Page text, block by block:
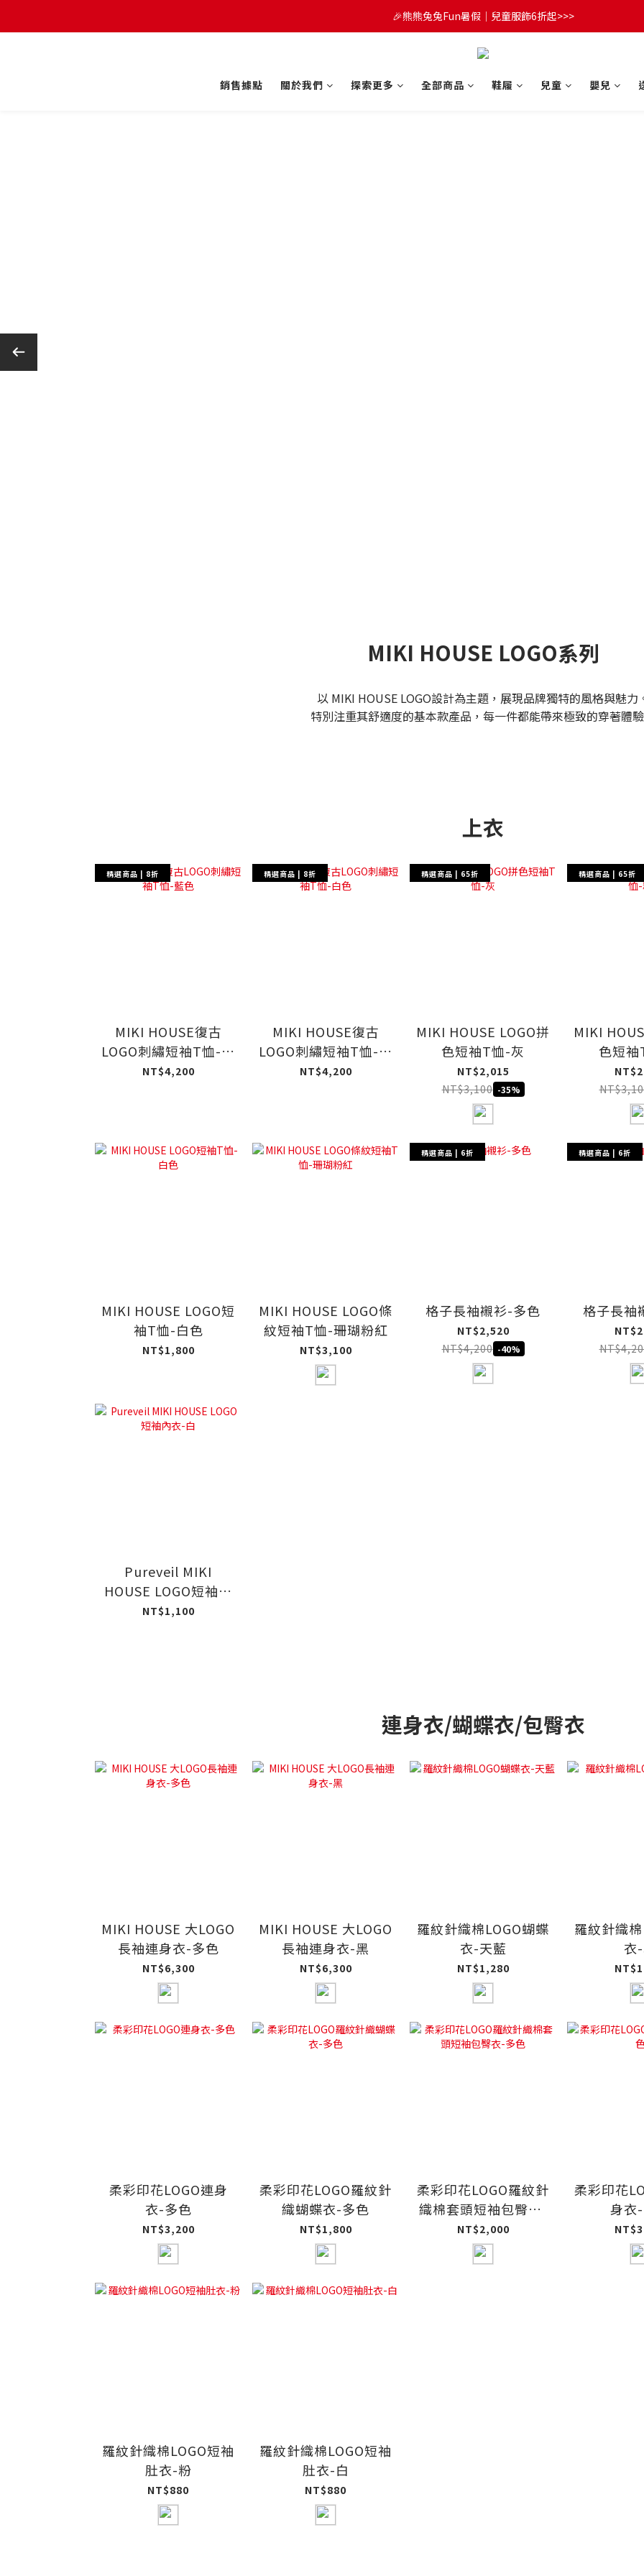
😍FUN暑假！童裝開心購【滿$3,000，送$300 (最高回饋$1,200)💌】
🎉熊熊兔兔Fun暑假｜兒童服飾6折起>>>
🔔首購享9折優惠➡️結帳輸入「MKH1ST」
😍FUN暑假！童裝開心購【滿$3,000，送$300 (最高回饋$1,200)💌】
銷售據點 關於我們 探索更多 全部商品 鞋履 兒童 嬰兒
MIKI HOUSE LOGO系列
以 MIKI HOUSE LOGO設計為主題，展現品牌獨特的風格與魅力
特別注重其舒適度的基本款產品，每一件都能帶來極致的穿著體
上衣
精選商品 | 8折
MIKI HOUSE復古
LOGO刺繡短袖T恤-藍
色
NT$4,200
精選商品 | 8折
MIKI HOUSE復古
LOGO刺繡短袖T恤-白
色
NT$4,200
精選商品 | 65折
MIKI HOUSE LOGO拼
色短袖T恤-灰
NT$2,015
NT$3,100 -35%
精選商品 | 65折
MIKI
色短
MIKI HOUSE LOGO短
袖T恤-白色
NT$1,800
MIKI HOUSE LOGO條
紋短袖T恤-珊瑚粉紅
NT$3,100
精選商品 | 6折
格子長袖襯衫-多色
NT$2,520
NT$4,200 -40%
精選商品 | 6折
格子長袖
Pureveil MIKI
HOUSE LOGO短袖內
衣-白
NT$1,100
連身衣/蝴蝶衣/包臀衣
MIKI HOUSE 大LOGO
長袖連身衣-多色
NT$6,300
MIKI HOUSE 大LOGO
長袖連身衣-黑
NT$6,300
羅紋針織棉LOGO蝴蝶
衣-天藍
NT$1,280
羅紋針織
衣
柔彩印花LOGO連身
衣-多色
NT$3,200
柔彩印花LOGO羅紋針
織蝴蝶衣-多色
NT$1,800
柔彩印花LOGO羅紋針
織棉套頭短袖包臀衣-
多色
NT$2,000
柔彩印花
身衣
羅紋針織棉LOGO短袖
肚衣-粉
NT$880
羅紋針織棉LOGO短袖
肚衣-白
NT$880